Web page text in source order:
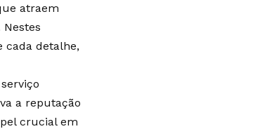
atraem
cada detalhe,
a reputação
crucial em